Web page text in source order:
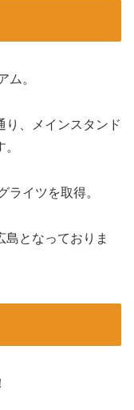
。
り、メインスタンド
イツを取得。
となっておりま